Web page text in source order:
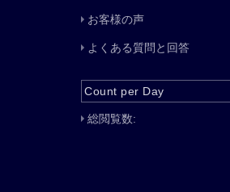
お客様の声
よくある質問と回答
Count per Day
総閲覧数: